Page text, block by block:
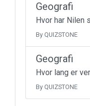
Geografi
Hvor har Nilen
By QUIZSTONE
Geografi
Hvor lang er
By QUIZSTONE